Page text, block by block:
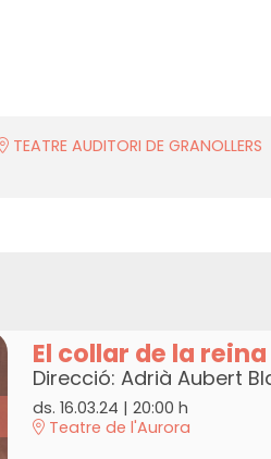
TEATRE AUDITORI DE GRANOLLERS
El collar de la reina
Direcció: Adrià Aubert
ds. 16.03.24 | 20:00 h
Teatre de l'Aurora